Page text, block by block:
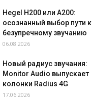
Hegel H200 или A200:
осознанный выбор пути к
безупречному звучанию
06.08.2026
Новый радиус звучания:
Monitor Audio выпускает
колонки Radius 4G
17.06.2026